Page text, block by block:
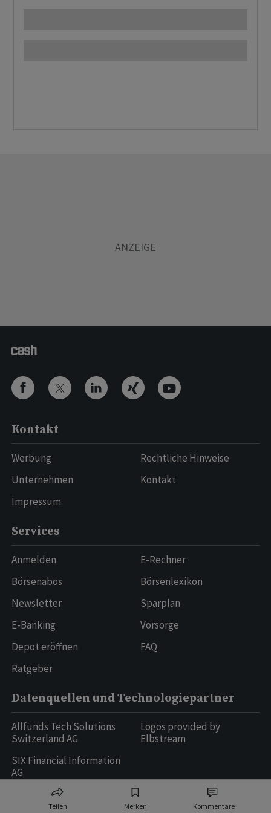
Teilen Merken Kommentare
Kontakt
Werbung
Unternehmen
Impressum
Rechtliche Hinweise
Kontakt
Services
Anmelden
Börsenabos
Newsletter
E-Banking
Depot eröffnen
Ratgeber
E-Rechner
Börsenlexikon
Sparplan
Vorsorge
FAQ
Datenquellen und Technologiepartner
Allfunds Tech Solutions
Switzerland AG
SIX Financial Information
AG
Logos provided by
Elbstream